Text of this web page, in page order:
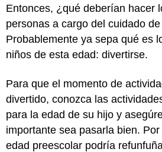
Entonces, ¿qué deberían hacer
personas a cargo del cuidado
Probablemente ya sepa qué es
niños de esta edad: divertirse.
Para que el momento de
divertido, conozca las
para la edad de su hijo y
importante sea pasarla bien.
edad preescolar podría